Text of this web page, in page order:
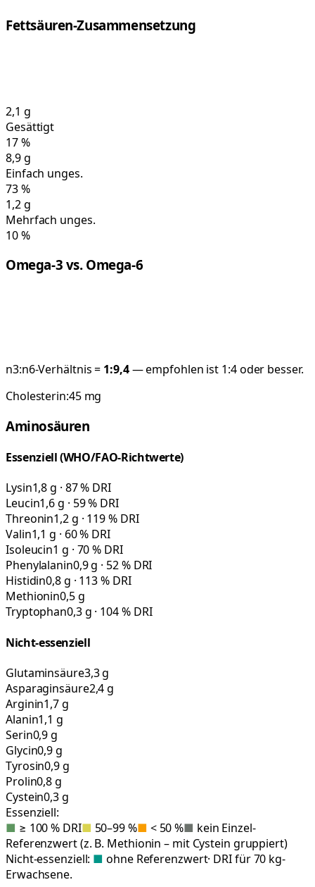
Fettsäuren-Zusammensetzung
2,1 g
Gesättigt
17%
8,9g
Einfach unges.
73%
1,2g
Mehrfach unges.
10%
Omega-3 vs. Omega-6
n3:n6-Verhältnis = 1:9,4— empfohlen ist 1:4 oder besser.
Cholesterin:45mg
Aminosäuren
Essenziell (WHO/FAO-Richtwerte)
Lysin1,8 g · 87 % DRI
Leucin1,6 g · 59 % DRI
Threonin1,2 g · 119 % DRI
Valin1,1 g · 60 % DRI
Isoleucin1 g · 70 % DRI
Phenylalanin0,9 g · 52 % DRI
Histidin0,8 g · 113 % DRI
Methionin0,5 g
Tryptophan0,3 g · 104 % DRI
Nicht-essenziell
Glutaminsäure3,3 g
Asparaginsäure2,4 g
Arginin1,7 g
Alanin1,1 g
Serin0,9 g
Glycin0,9 g
Tyrosin0,9 g
Prolin0,8 g
Cystein0,3 g
Essenziell:
■ ≥ 100 % DRI■ 50–99 %■ < 50 %■ kein Einzel-
Referenzwert (z. B. Methionin – mit Cystein gruppiert)
Nicht-essenziell: ■ ohne Referenzwert· DRI für 70 kg-
Erwachsene.